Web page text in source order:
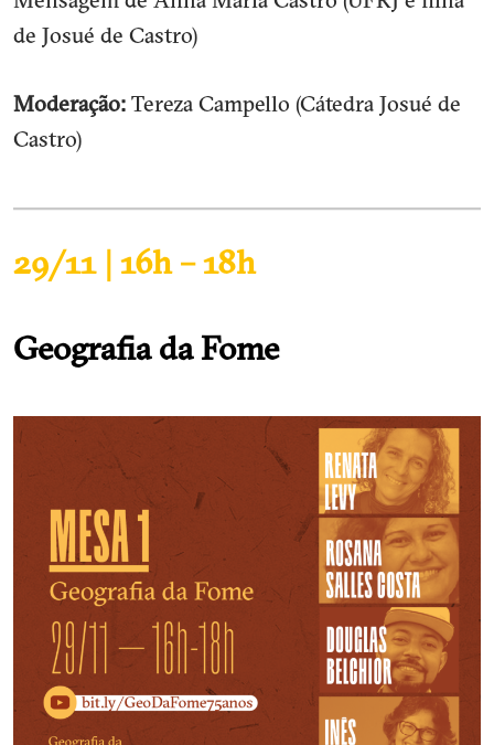
de Josué de Castro)
Moderação: Tereza Campello (Cátedra Josué de
Castro)
29/11 | 16h – 18h
Geografia da Fome